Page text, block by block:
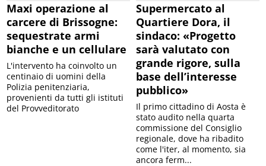
Maxi operazione al
carcere di Brissogne:
sequestrate armi
bianche e un cellulare
L'intervento ha coinvolto un
centinaio di uomini della
Polizia penitenziaria,
provenienti da tutti gli istituti
del Provveditorato
Supermercato al
Quartiere Dora, il
sindaco: «Progetto
sarà valutato con
grande rigore, sulla
base dell’interesse
pubblico»
Il primo cittadino di Aosta è
stato audito nella quarta
commissione del Consiglio
regionale, dove ha ribadito
come l'iter, al momento, sia
ancora ferm...